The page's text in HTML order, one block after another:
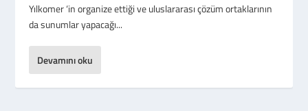
Yılkomer ‘in organize ettiği ve uluslararası çözüm ortaklarının
da sunumlar yapacağı...
Devamını oku